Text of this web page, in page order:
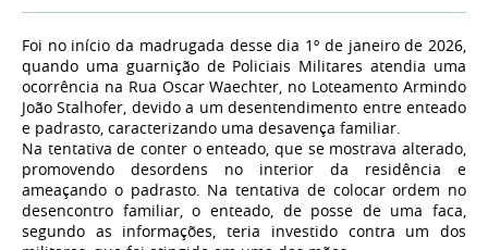
Foi no início da madrugada desse dia 1º de janeiro de 2026,
quando uma guarnição de Policiais Militares atendia uma
ocorrência na Rua Oscar Waechter, no Loteamento Armindo
João Stalhofer, devido a um desentendimento entre enteado
e padrasto, caracterizando uma desavença familiar.
Na tentativa de conter o enteado, que se mostrava alterado,
promovendo desordens no interior da residência e
ameaçando o padrasto. Na tentativa de colocar ordem no
desencontro familiar, o enteado, de posse de uma faca,
segundo as informações, teria investido contra um dos